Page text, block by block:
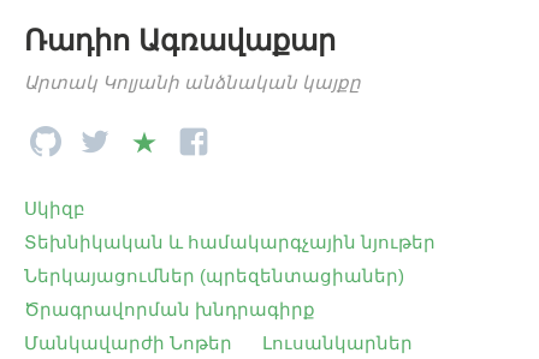
Ռադիո Ագռավաքար
Արտակ Կոլյանի անձնական կայքը
Սկիզբ
Տեխնիկական և համակարգչային նյութեր
Ներկայացումներ (պրեզենտացիաներ)
Ծրագրավորման խնդրագիրք
Մանկավարժի Նոթեր
Լուսանկարներ